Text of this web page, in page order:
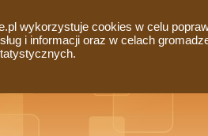
wykorzystuje cookies w celu
i informacji oraz w celach